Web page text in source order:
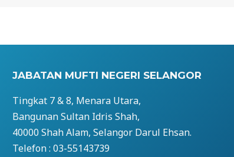
JABATAN MUFTI NEGERI SELANGOR
Tingkat 7 & 8, Menara Utara,
Bangunan Sultan Idris Shah,
40000 Shah Alam, Selangor Darul Ehsan.
Telefon : 03-55143739